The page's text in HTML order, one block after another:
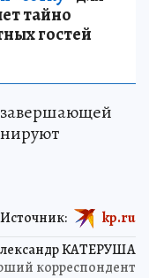
тайно
гостей
КАТЕРУША
корреспондент
Источник: kp.ru